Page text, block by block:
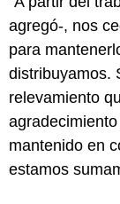
agregó-, nos
para
distribuyamos.
relevamiento
mantenido en
estamos